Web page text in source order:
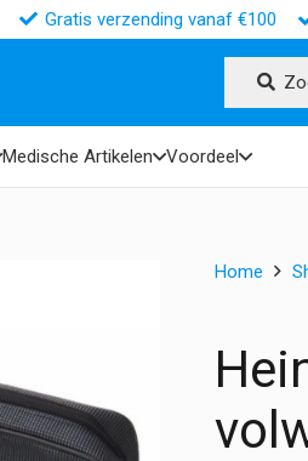
Gratis verzending vanaf €100
Medische Artikelen Voordeel
Home